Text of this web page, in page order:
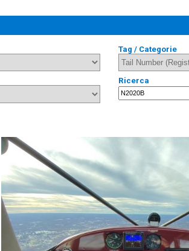
Tag / Categorie
Ricerca